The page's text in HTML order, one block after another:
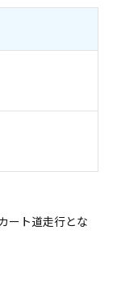
ート道走行とな